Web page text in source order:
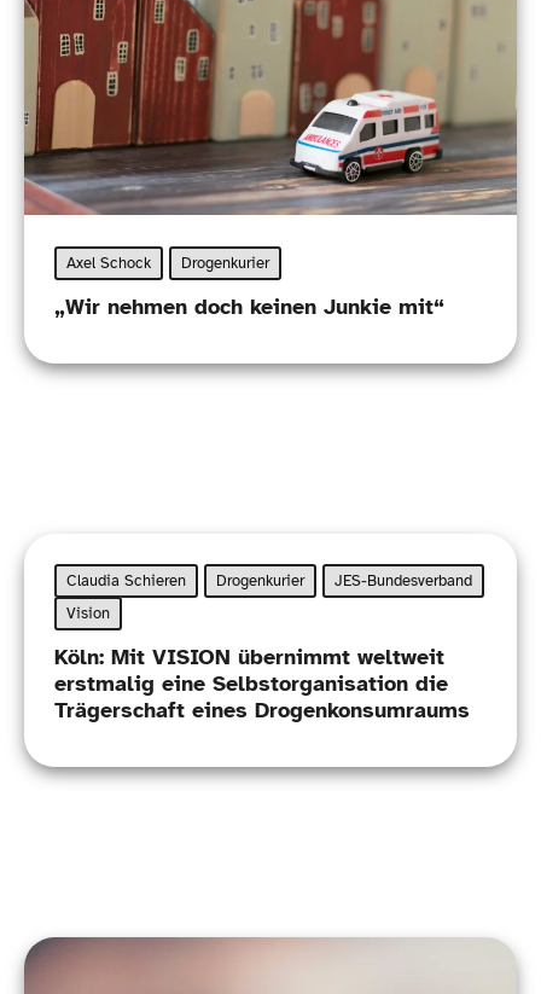
Axel Schock Drogenkurier
„Wir nehmen doch keinen Junkie mit“
Claudia Schieren Drogenkurier
JES-Bundesverband
Vision
Köln: Mit VISION übernimmt weltweit
erstmalig eine Selbstorganisation die
Trägerschaft eines Drogenkonsumraums